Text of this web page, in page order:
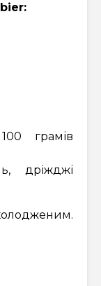
грамів
дріжджі